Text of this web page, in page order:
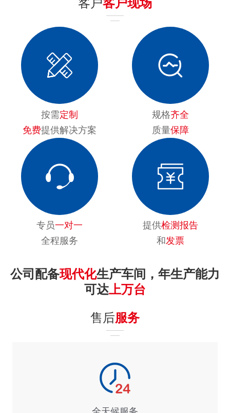
按需定制
免费提供解决方案
规格齐全
质量保障
专员一对一
全程服务
提供检测报告
和发票
公司配备现代化生产车间，年生产能力
可达上万台
售后服务